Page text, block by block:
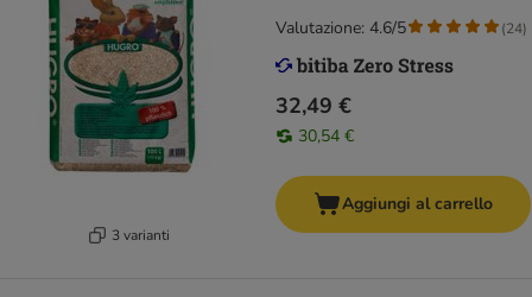
3 varianti
32,49 €
30,54 €
Valutazione: 4.6/5 (24)
Aggiungi al carrello